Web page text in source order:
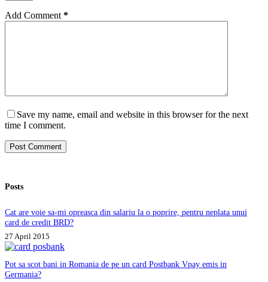
Add Comment *
Save my name, email and website in this browser for the next
time I comment.
Post Comment
Posts
Cat are voie sa-mi opreasca din salariu la o poprire, pentru neplata unui
card de credit BRD?
27 April 2015
Pot sa scot bani in Romania de pe un card Postbank Vpay emis in
Germania?